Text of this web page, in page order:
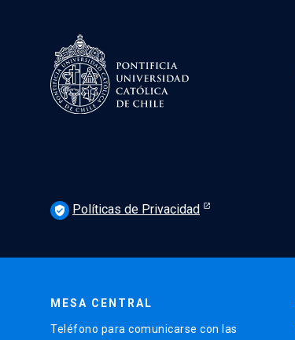
verified_user Políticas de Privacidad
MESA CENTRAL
Teléfono para comunicarse con las